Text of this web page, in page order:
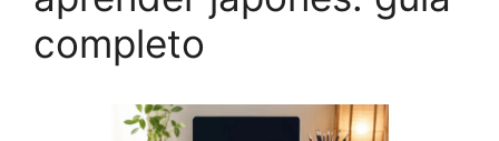
completo